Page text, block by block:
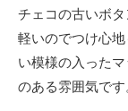
チェコの古いボタ
軽いのでつけ心
い模様の入った
のある雰囲気です